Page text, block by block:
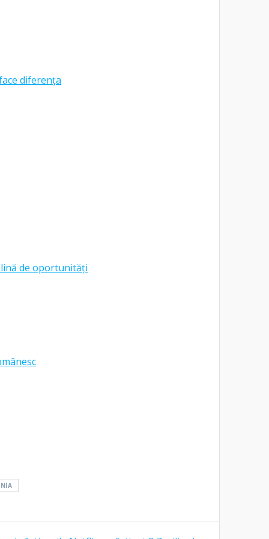
diferența
de oportunități